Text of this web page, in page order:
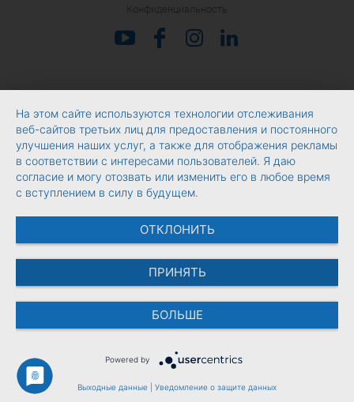
Конфиденциальность
На этом сайте используются технологии отслеживания
веб-сайтов третьих лиц для предоставления и постоянного
улучшения наших услуг, а также для отображения рекламы
в соответствии с интересами пользователей. Я даю
согласие и могу отозвать или изменить его в любое время
с вступлением в силу в будущем.
ОТКЛОНИТЬ
ПРИНЯТЬ
БОЛЬШЕ
Powered by
Выходные данные Уведомление о защите данных